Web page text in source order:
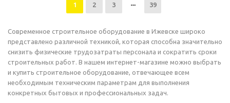
1 2 3 39
Современное строительное оборудование в Ижевске широко
представлено различной техникой, которая способна значительно
снизить физические трудозатраты персонала и сократить сроки
строительных работ. В нашем интернет-магазине можно выбрать
и купить строительное оборудование, отвечающее всем
необходимым техническим параметрам для выполнения
конкретных бытовых и профессиональных задач.